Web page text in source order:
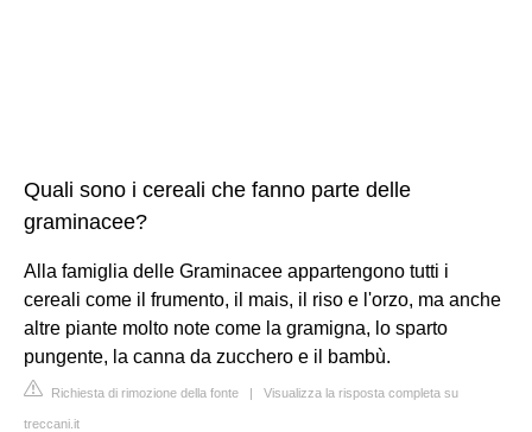
Quali sono i cereali che fanno parte delle
graminacee?
Alla famiglia delle Graminacee appartengono tutti i
cereali come il frumento, il mais, il riso e l'orzo, ma anche
altre piante molto note come la gramigna, lo sparto
pungente, la canna da zucchero e il bambù.
Richiesta di rimozione della fonte | Visualizza la risposta completa su
treccani.it